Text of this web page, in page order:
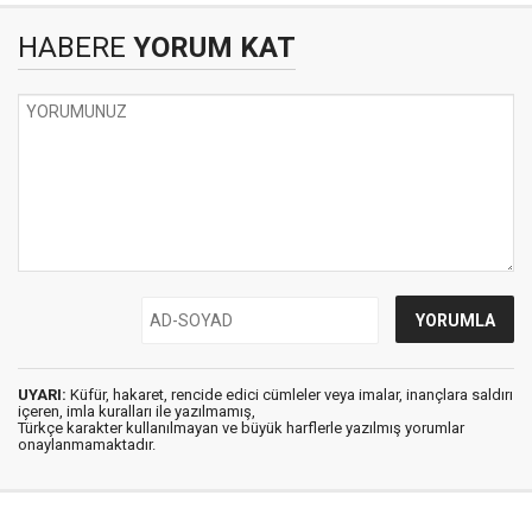
HABERE YORUM KAT
UYARI: Küfür, hakaret, rencide edici cümleler veya imalar, inançlara saldırı
içeren, imla kuralları ile yazılmamış,
Türkçe karakter kullanılmayan ve büyük harflerle yazılmış yorumlar
onaylanmamaktadır.